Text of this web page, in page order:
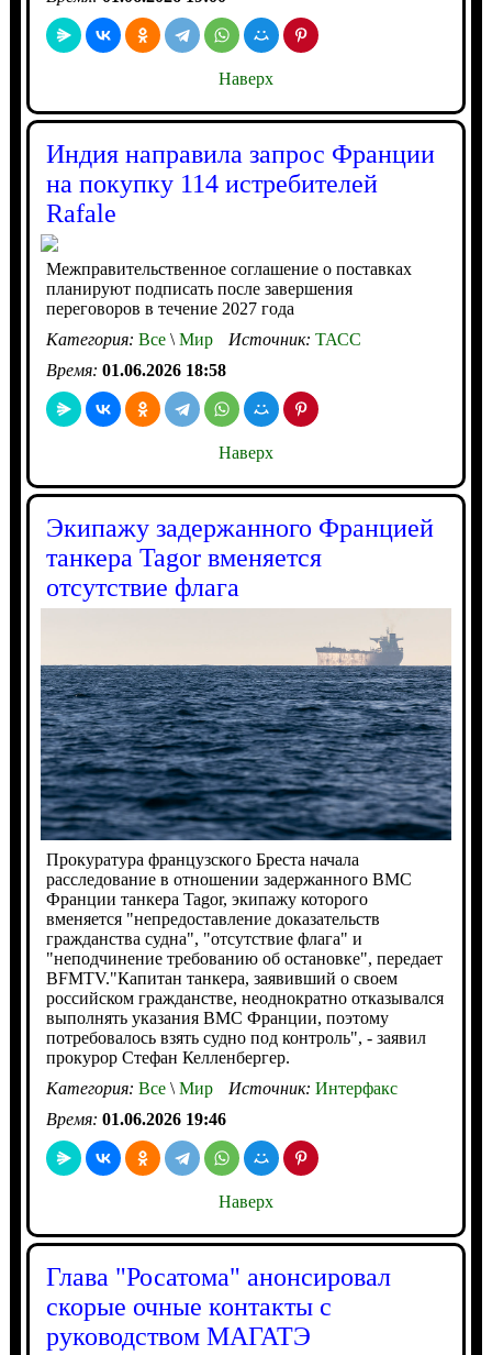
Наверх
Индия направила запрос Франции
на покупку 114 истребителей
Rafale
Межправительственное соглашение о поставках
планируют подписать после завершения
переговоров в течение 2027 года
Категория: Все\Мир Источник: ТАСС
Время: 01.06.2026 18:58
Наверх
Экипажу задержанного Францией
танкера Tagor вменяется
отсутствие флага
Прокуратура французского Бреста начала
расследование в отношении задержанного ВМС
Франции танкера Tagor, экипажу которого
вменяется "непредоставление доказательств
гражданства судна", "отсутствие флага" и
"неподчинение требованию об остановке", передает
BFMTV."Капитан танкера, заявивший о своем
российском гражданстве, неоднократно отказывался
выполнять указания ВМС Франции, поэтому
потребовалось взять судно под контроль", - заявил
прокурор Стефан Келленбергер.
Категория: Все\Мир Источник: Интерфакс
Время: 01.06.2026 19:46
Наверх
Глава "Росатома" анонсировал
скорые очные контакты с
руководством МАГАТЭ